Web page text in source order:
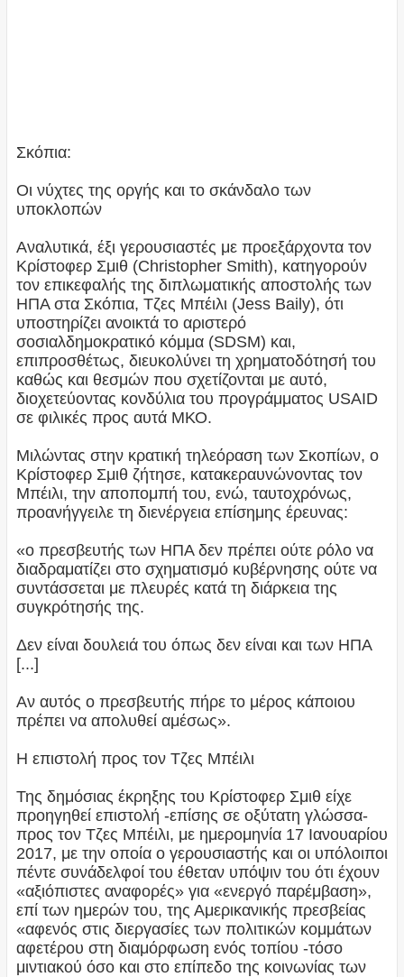
Σκόπια:
Οι νύχτες της οργής και το σκάνδαλο των
υποκλοπών
Αναλυτικά, έξι γερουσιαστές με προεξάρχοντα τον
Κρίστοφερ Σμιθ (Christopher Smith), κατηγορούν
τον επικεφαλής της διπλωματικής αποστολής των
ΗΠΑ στα Σκόπια, Τζες Μπέιλι (Jess Baily), ότι
υποστηρίζει ανοικτά το αριστερό
σοσιαλδημοκρατικό κόμμα (SDSM) και,
επιπροσθέτως, διευκολύνει τη χρηματοδότησή του
καθώς και θεσμών που σχετίζονται με αυτό,
διοχετεύοντας κονδύλια του προγράμματος USAID
σε φιλικές προς αυτά ΜΚΟ.
Μιλώντας στην κρατική τηλεόραση των Σκοπίων, ο
Κρίστοφερ Σμιθ ζήτησε, κατακεραυνώνοντας τον
Μπέιλι, την αποπομπή του, ενώ, ταυτοχρόνως,
προανήγγειλε τη διενέργεια επίσημης έρευνας:
«ο πρεσβευτής των ΗΠΑ δεν πρέπει ούτε ρόλο να
διαδραματίζει στο σχηματισμό κυβέρνησης ούτε να
συντάσσεται με πλευρές κατά τη διάρκεια της
συγκρότησής της.
Δεν είναι δουλειά του όπως δεν είναι και των ΗΠΑ
[...]
Αν αυτός ο πρεσβευτής πήρε το μέρος κάποιου
πρέπει να απολυθεί αμέσως».
Η επιστολή προς τον Τζες Μπέιλι
Της δημόσιας έκρηξης του Κρίστοφερ Σμιθ είχε
προηγηθεί επιστολή -επίσης σε οξύτατη γλώσσα-
προς τον Τζες Μπέιλι, με ημερομηνία 17 Ιανουαρίου
2017, με την οποία ο γερουσιαστής και οι υπόλοιποι
πέντε συνάδελφοί του έθεταν υπόψιν του ότι έχουν
«αξιόπιστες αναφορές» για «ενεργό παρέμβαση»,
επί των ημερών του, της Αμερικανικής πρεσβείας
«αφενός στις διεργασίες των πολιτικών κομμάτων
αφετέρου στη διαμόρφωση ενός τοπίου -τόσο
μιντιακού όσο και στο επίπεδο της κοινωνίας των